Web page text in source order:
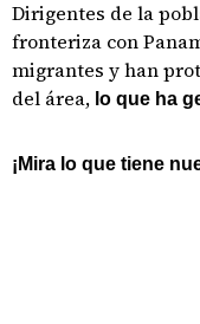
Dirigentes de la
fronteriza con
migrantes y han
del área, lo que ha
¡Mira lo que tiene